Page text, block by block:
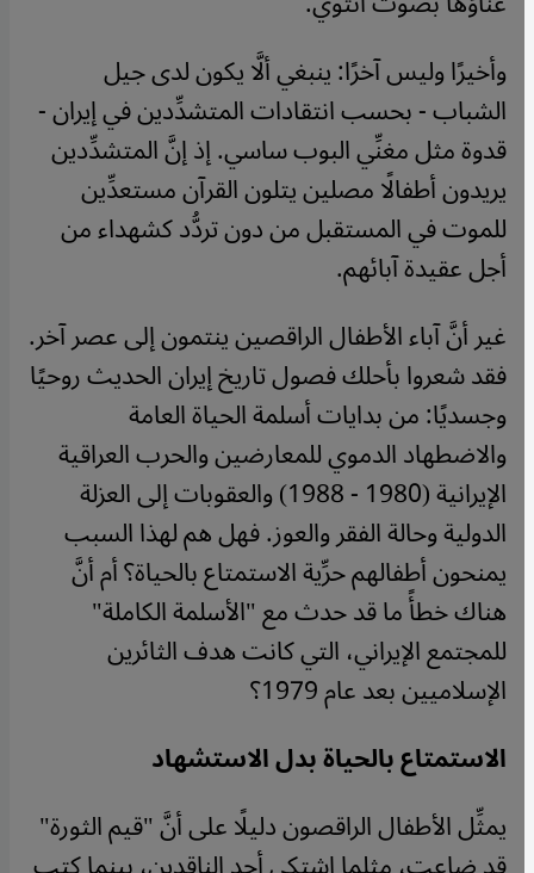
وأخيرًا وليس آخرًا: ينبغي ألَّا يكون لدى جيل
الشباب - بحسب انتقادات المتشدِّدين في إيران -
قدوة مثل مغنِّي البوب ساسي. إذ إنَّ المتشدِّدين
يريدون أطفالًا مصلين يتلون القرآن مستعدِّين
للموت في المستقبل من دون تردُّد كشهداء من
أجل عقيدة آبائهم.
غير أنَّ آباء الأطفال الراقصين ينتمون إلى عصر آخر.
فقد شعروا بأحلك فصول تاريخ إيران الحديث روحيًا
وجسديًا: من بدايات أسلمة الحياة العامة
والاضطهاد الدموي للمعارضين والحرب العراقية
الإيرانية (1980 - 1988) والعقوبات إلى العزلة
الدولية وحالة الفقر والعوز. فهل هم لهذا السبب
يمنحون أطفالهم حرِّية الاستمتاع بالحياة؟ أم أنَّ
هناك خطأً ما قد حدث مع "الأسلمة الكاملة"
للمجتمع الإيراني، التي كانت هدف الثائرين
الإسلاميين بعد عام 1979؟
الاستمتاع بالحياة بدل الاستشهاد
يمثِّل الأطفال الراقصون دليلًا على أنَّ "قيم الثورة"